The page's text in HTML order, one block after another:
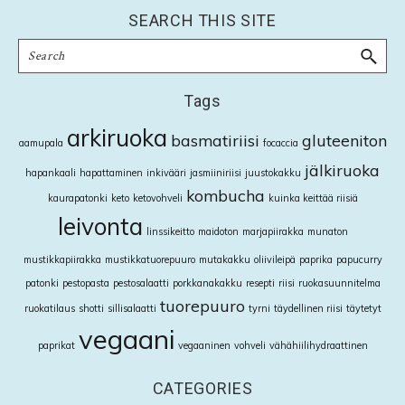
SEARCH THIS SITE
Search
Tags
aamupala arkiruoka basmatiriisi focaccia gluteeniton
hapankaali hapattaminen inkivääri jasmiiniriisi juustokakku jälkiruoka
kaurapatonki keto ketovohveli kombucha kuinka keittää riisiä
leivonta linssikeitto maidoton marjapiirakka munaton
mustikkapiirakka mustikkatuorepuuro mutakakku oliivileipä paprika papucurry
patonki pestopasta pestosalaatti porkkanakakku resepti riisi ruokasuunnitelma
ruokatilaus shotti sillisalaatti tuorepuuro tyrni täydellinen riisi täytetyt
paprikat vegaani vegaaninen vohveli vähähiilihydraattinen
CATEGORIES